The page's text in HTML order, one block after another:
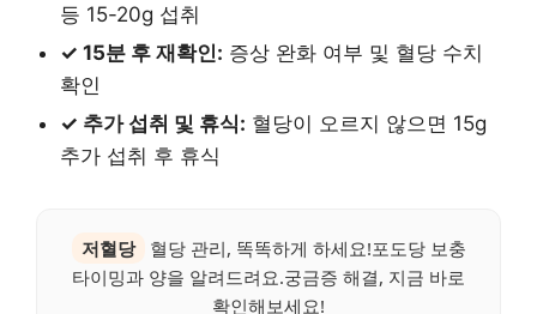
등 15-20g 섭취
✓ 15분 후 재확인: 증상 완화 여부 및 혈당 수치
확인
✓ 추가 섭취 및 휴식: 혈당이 오르지 않으면 15g
추가 섭취 후 휴식
저혈당
혈당 관리, 똑똑하게 하세요!포도당 보충
타이밍과 양을 알려드려요.궁금증 해결, 지금 바로
확인해보세요!